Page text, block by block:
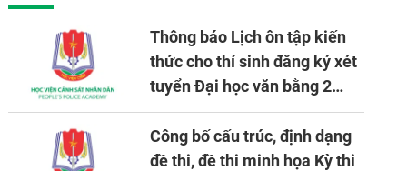
Thông báo Lịch ôn tập kiến
thức cho thí sinh đăng ký xét
tuyển Đại học văn bằng 2
tuyển mới, mở tại Học viện
CSND năm học 2026 - 2027
Công bố cấu trúc, định dạng
đề thi, đề thi minh họa Kỳ thi